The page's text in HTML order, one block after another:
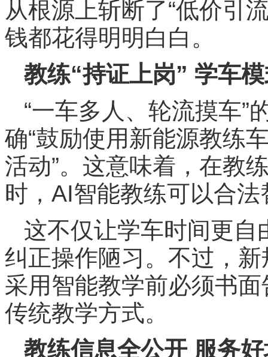
从根源上斩断了“低价引
钱都花得明明白白。
教练“持证上岗” 学车
“一车多人、轮流摸车”
确“鼓励使用新能源教练
活动”。这意味着，在教
时，AI智能教练可以合
这不仅让学车时间更自
纠正操作陋习。不过，
采用智能教学前必须书
传统教学方式。
教练信息全公开 服务